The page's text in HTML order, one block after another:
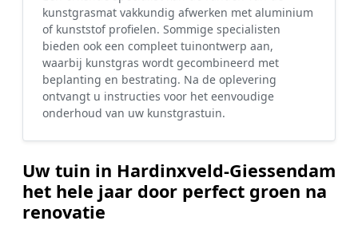
kunstgrasmat vakkundig afwerken met aluminium
of kunststof profielen. Sommige specialisten
bieden ook een compleet tuinontwerp aan,
waarbij kunstgras wordt gecombineerd met
beplanting en bestrating. Na de oplevering
ontvangt u instructies voor het eenvoudige
onderhoud van uw kunstgrastuin.
Uw tuin in Hardinxveld-Giessendam
het hele jaar door perfect groen na
renovatie